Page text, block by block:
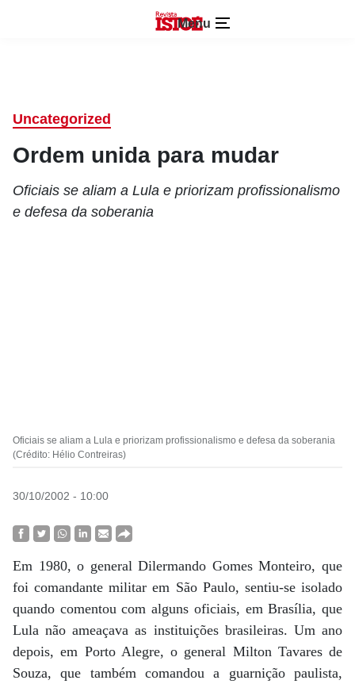
Menu
Uncategorized
Ordem unida para mudar
Oficiais se aliam a Lula e priorizam profissionalismo
e defesa da soberania
Oficiais se aliam a Lula e priorizam profissionalismo e defesa da soberania
(Crédito: Hélio Contreiras)
30/10/2002 - 10:00
Em 1980, o general Dilermando Gomes Monteiro, que
foi comandante militar em São Paulo, sentiu-se isolado
quando comentou com alguns oficiais, em Brasília, que
Lula não ameaçava as instituições brasileiras. Um ano
depois, em Porto Alegre, o general Milton Tavares de
Souza, que também comandou a guarnição paulista,